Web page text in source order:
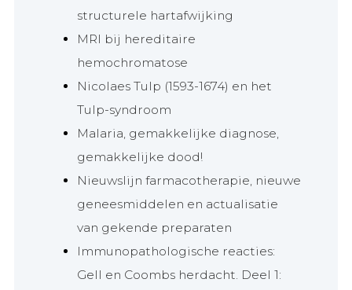
structurele hartafwijking
MRI bij hereditaire
hemochromatose
Nicolaes Tulp (1593-1674) en het
Tulp-syndroom
Malaria, gemakkelijke diagnose,
gemakkelijke dood!
Nieuwslijn farmacotherapie, nieuwe
geneesmiddelen en actualisatie
van gekende preparaten
Immunopathologische reacties:
Gell en Coombs herdacht. Deel 1: